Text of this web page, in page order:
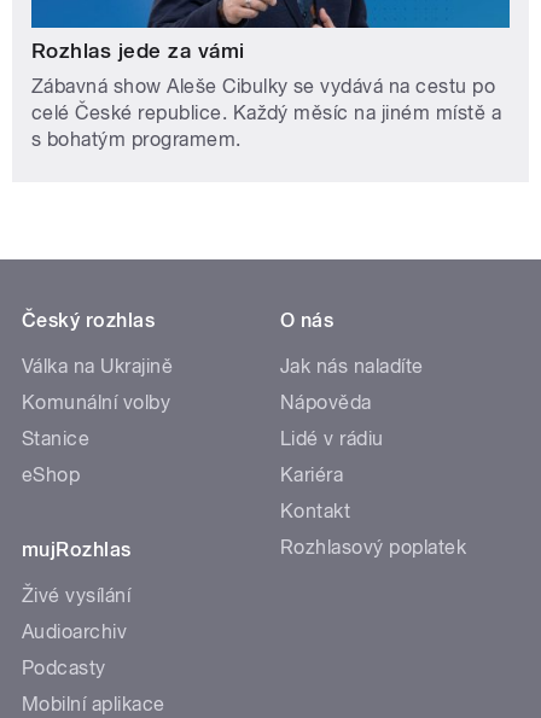
Rozhlas jede za vámi
Zábavná show Aleše Cibulky se vydává na cestu po
celé České republice. Každý měsíc na jiném místě a
s bohatým programem.
Český rozhlas
Válka na Ukrajině
Komunální volby
Stanice
eShop
mujRozhlas
Živé vysílání
Audioarchiv
Podcasty
Mobilní aplikace
O nás
Jak nás naladíte
Nápověda
Lidé v rádiu
Kariéra
Kontakt
Rozhlasový poplatek